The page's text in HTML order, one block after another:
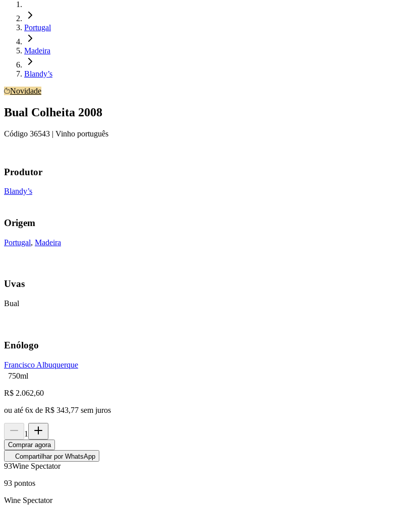
Portugal
Madeira
Blandy’s
Novidade
Bual Colheita 2008
Código 36543 | Vinho português
Produtor
Blandy’s
Origem
Portugal, Madeira
Uvas
Bual
Enólogo
Francisco Albuquerque
750ml
R$ 2.062,60
ou até 6x de R$ 343,77 sem juros
1
Comprar agora
Compartilhar por WhatsApp
93Wine Spectator
93 pontos
Wine Spectator